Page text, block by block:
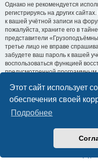
Этот сайт использует
обеспечения своей
Подробнее
Однако не рекомендуется
регистрируясь на других
к вашей учётной записи на
пожалуйста, храните его в
представители
третье лицо не вправе
забудете ваш пароль к вашей
воспользоваться функцией
предусмотренной
необходимо ввести ваше имя
программное обеспечение
вашей учётной записи.
Создано на основе